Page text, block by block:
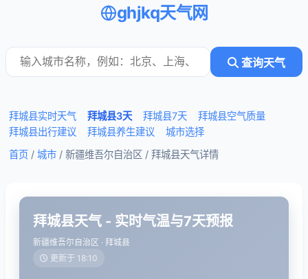
ghjkq天气网
查询天气
拜城县实时天气 拜城县3天 拜城县7天
拜城县空气质量
拜城县出行建议
拜城县养生建议
城市选择
首页 / 城市 / 新疆维吾尔自治区 / 拜城县天气详情
拜城县天气 - 实时气温与7天预报
新疆维吾尔自治区 · 拜城县
更新于 18:10